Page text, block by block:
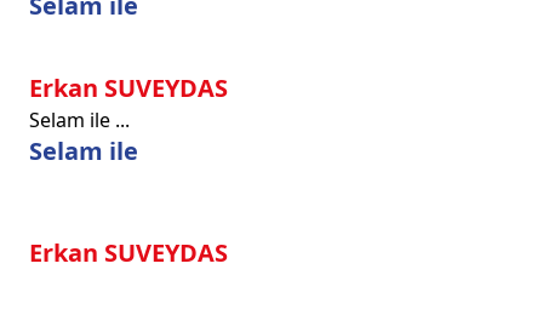
Erkan SUVEYDAS
Selam ile
Erkan SUVEYDAS
Selam ile ...